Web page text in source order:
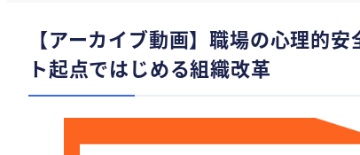
【アーカイブ動画】職場の心理的
ト起点ではじめる組織改革